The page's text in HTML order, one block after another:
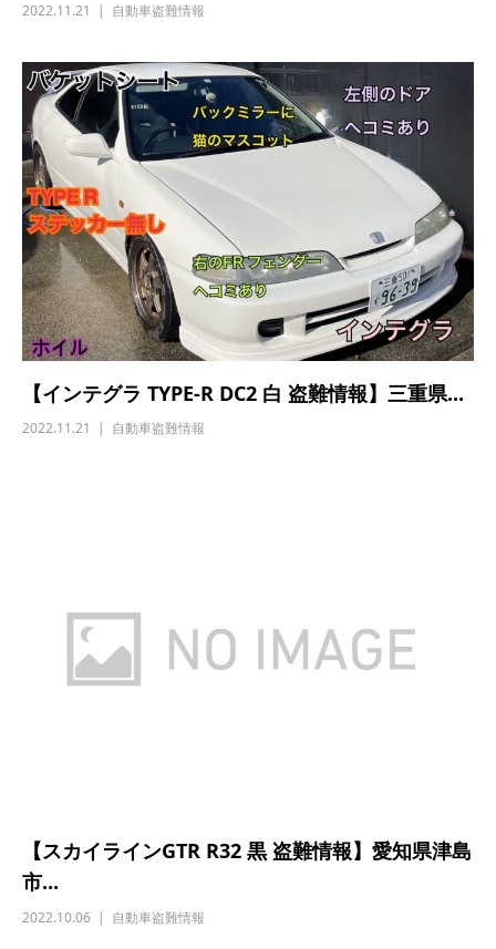
2022.11.21 自動車盗難情報
【インテグラ TYPE-R DC2 白 盗難情報】三重県...
2022.11.21 自動車盗難情報
【スカイラインGTR R32 黒 盗難情報】愛知県津島
市...
2022.10.06 自動車盗難情報